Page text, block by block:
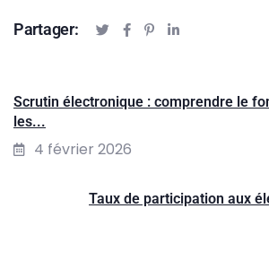
Partager:
Scrutin électronique : comprendre le
les...
4 février 2026
Taux de participation aux